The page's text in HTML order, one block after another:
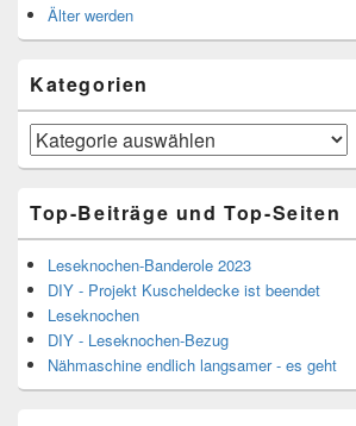
Älter werden
Kategorien
Kategorien
Top-Beiträge und Top-Seiten
Leseknochen-Banderole 2023
DIY - Projekt Kuscheldecke ist beendet
Leseknochen
DIY - Leseknochen-Bezug
Nähmaschine endlich langsamer - es geht